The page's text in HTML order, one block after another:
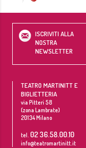
ISCRIVITI ALLA
NOSTRA
NEWSLETTER
TEATRO MARTINITT E
BIGLIETTERIA
via Pitteri 58
(zona Lambrate)
20134Milano
tel. 02 36.58.00.10
info@teatromartinitt.it